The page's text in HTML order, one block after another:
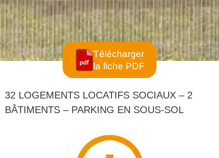
Télécharger
la fiche PDF
32 LOGEMENTS LOCATIFS SOCIAUX – 2
BÂTIMENTS – PARKING EN SOUS-SOL